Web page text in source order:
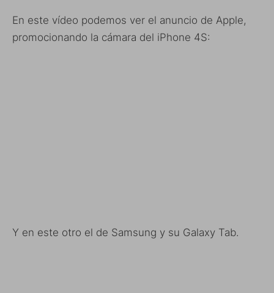
En este vídeo podemos ver el anuncio de Apple,
promocionando la cámara del iPhone 4S:
Y en este otro el de Samsung y su Galaxy Tab.